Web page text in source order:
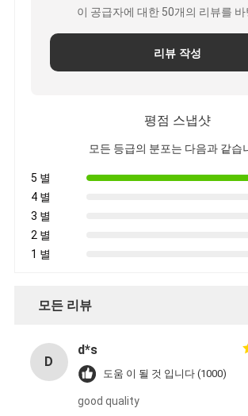
이 공급자에 대한 50개의 리뷰를 바
리뷰 작성
평점 스냅샷
모든 등급의 분포는 다음과 같습
5 별
4 별
3 별
2 별
1 별
모든 리뷰
D
d*s
도움 이 될 것 입니다 (1000)
good quality